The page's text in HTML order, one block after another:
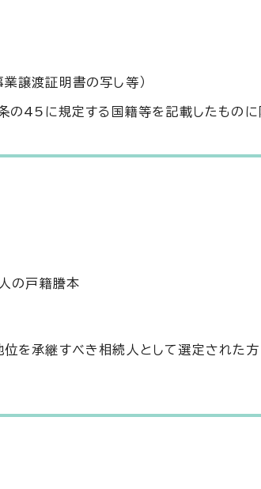
譲渡証明書の写し等）
45に規定する国籍等を記載したものに
の戸籍謄本
を承継すべき相続人として選定された方